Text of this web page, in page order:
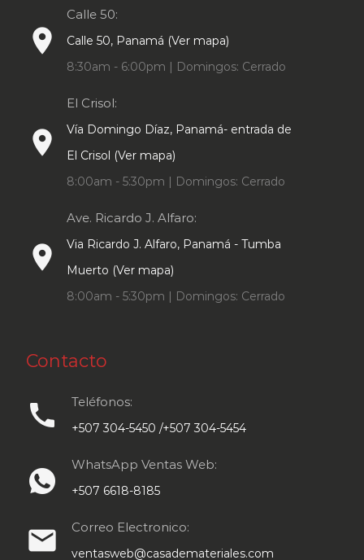
place
Calle 50:
Calle 50, Panamá (Ver mapa)
8:30am - 6:00pm | Domingos: Cerrado
place
El Crisol:
Vía Domingo Díaz, Panamá- entrada de
El Crisol (Ver mapa)
8:00am - 5:30pm | Domingos: Cerrado
place
Ave. Ricardo J. Alfaro:
Via Ricardo J. Alfaro, Panamá - Tumba
Muerto (Ver mapa)
8:00am - 5:30pm | Domingos: Cerrado
Contacto
call Teléfonos:
+507 304-5450 /+507 304-5454
WhatsApp Ventas Web:
+507 6618-8185
email Correo Electronico:
ventasweb@casademateriales.com